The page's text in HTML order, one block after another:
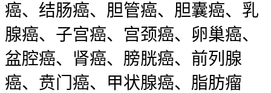
癌、结肠癌、胆管癌、胆囊癌、乳
腺癌、子宫癌、宫颈癌、卵巢癌、
盆腔癌、肾癌、膀胱癌、前列腺
癌、贲门癌、甲状腺癌、脂肪瘤